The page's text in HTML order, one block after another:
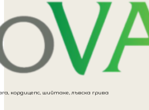
кордицепс, шийтаке, лъвска грива